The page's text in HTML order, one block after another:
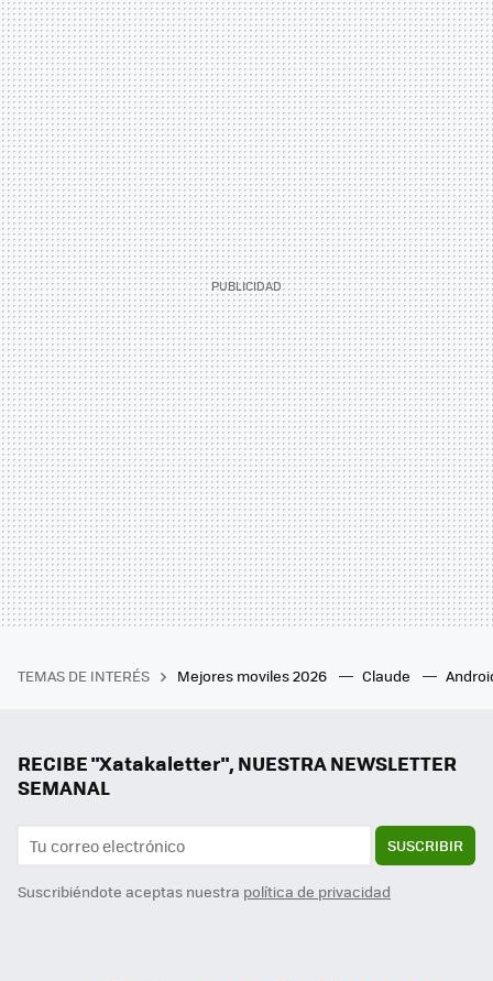
TEMAS DE INTERÉS Mejores moviles 2026 Claude
RECIBE "Xatakaletter", NUESTRA NEWSLETTER
SEMANAL
SUSCRIBIR
Suscribiéndote aceptas nuestra política de privacidad